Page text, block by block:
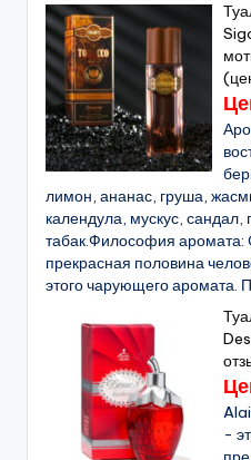
лимон, ананас, груша,
календула, мускус,
табак.Философия аромата:
прекрасная половина
этого чарующего
-